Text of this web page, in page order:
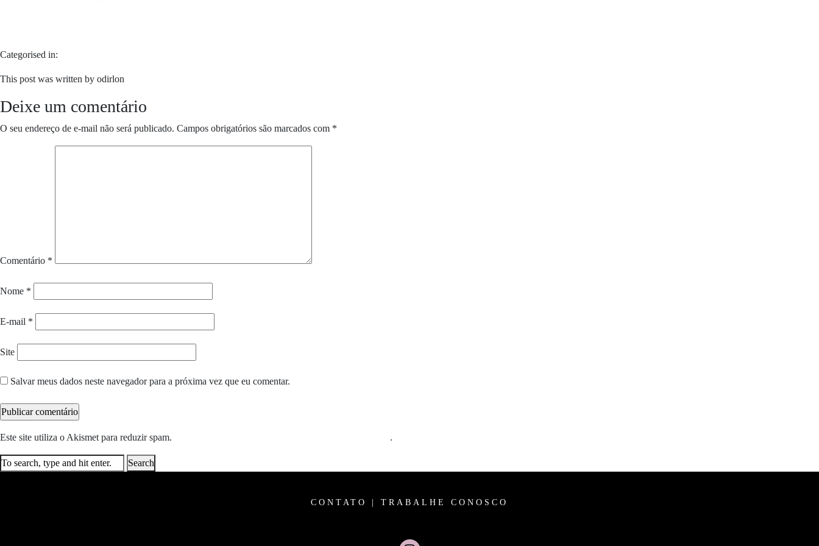
Categorised in:
This post was written by odirlon
Deixe um comentário
O seu endereço de e-mail não será publicado. Campos obrigatórios são marcados com *
Comentário *
Nome *
E-mail *
Site
Salvar meus dados neste navegador para a próxima vez que eu comentar.
Este site utiliza o Akismet para reduzir spam. .
Search
CONTATO TRABALHE CONOSCO